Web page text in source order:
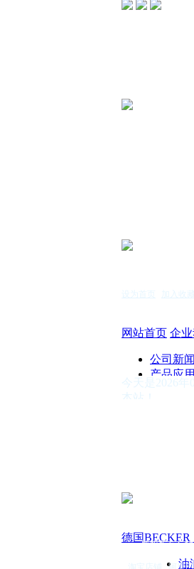
设为首页 加入收藏
服
网站首页 企
公司新闻
产品应用
德国
德国
日本
今天是2026年
本站！
德国BECKER
油
版权所有
阿里